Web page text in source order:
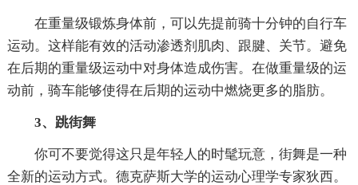
在重量级锻炼身体前，可以先提前骑十分钟的自行车
运动。这样能有效的活动渗透剂肌肉、跟腱、关节。避免
在后期的重量级运动中对身体造成伤害。在做重量级的运
动前，骑车能够使得在后期的运动中燃烧更多的脂肪。
3、跳街舞
你可不要觉得这只是年轻人的时髦玩意，街舞是一种
全新的运动方式。德克萨斯大学的运动心理学专家狄西。